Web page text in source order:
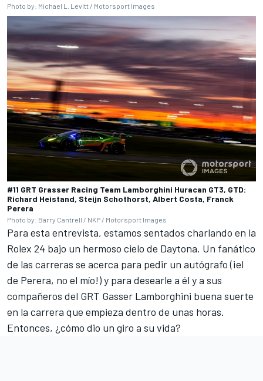
Photo by: Michael L. Levitt / Motorsport Images
#11 GRT Grasser Racing Team Lamborghini Huracan GT3, GTD:
Richard Heistand, Steijn Schothorst, Albert Costa, Franck
Perera
Photo by: Barry Cantrell / NKP / Motorsport Images
Para esta entrevista, estamos sentados charlando en la
Rolex 24 bajo un hermoso cielo de Daytona. Un fanático
de las carreras se acerca para pedir un autógrafo (¡el
de Perera, no el mío!) y para desearle a él y a sus
compañeros del GRT Gasser Lamborghini buena suerte
en la carrera que empieza dentro de unas horas.
Entonces, ¿cómo dio un giro a su vida?